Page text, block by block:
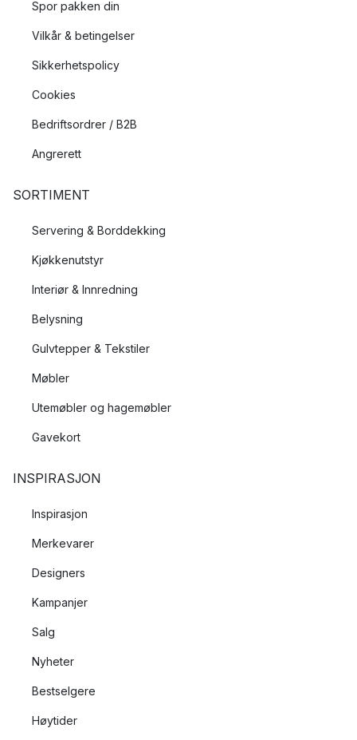
Spor pakken din
Vilkår & betingelser
Sikkerhetspolicy
Cookies
Bedriftsordrer / B2B
Angrerett
SORTIMENT
Servering & Borddekking
Kjøkkenutstyr
Interiør & Innredning
Belysning
Gulvtepper & Tekstiler
Møbler
Utemøbler og hagemøbler
Gavekort
INSPIRASJON
Inspirasjon
Merkevarer
Designers
Kampanjer
Salg
Nyheter
Bestselgere
Høytider